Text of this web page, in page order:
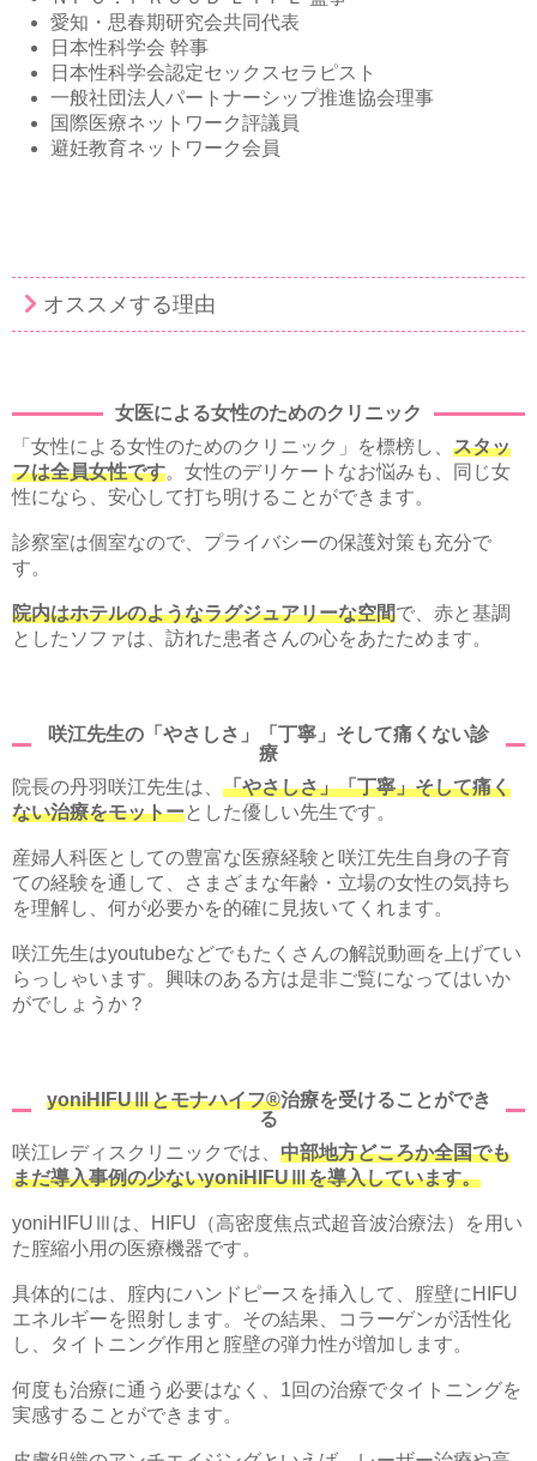
愛知・思春期研究会共同代表
日本性科学会 幹事
日本性科学会認定セックスセラピスト
一般社団法人パートナーシップ推進協会理事
国際医療ネットワーク評議員
避妊教育ネットワーク会員
オススメする理由
女医による女性のためのクリニック
「女性による女性のためのクリニック」を標榜し、 スタッ
フは全員女性です。女性のデリケートなお悩みも、同じ女
性になら、安心して打ち明けることができます。
診察室は個室なので、プライバシーの保護対策も充分で
す。
院内はホテルのようなラグジュアリーな空間で、赤と基調
としたソファは、訪れた患者さんの心をあたためます。
咲江先生の「やさしさ」「丁寧」そして痛くない診
療
院長の丹羽咲江先生は、 「やさしさ」「丁寧」そして痛く
ない治療をモットーとした優しい先生です。
産婦人科医としての豊富な医療経験と咲江先生自身の子育
ての経験を通して、さまざまな年齢・立場の女性の気持ち
を理解し、何が必要かを的確に見抜いてくれます。
咲江先生はyoutubeなどでもたくさんの解説動画を上げてい
らっしゃいます。興味のある方は是非ご覧になってはいか
がでしょうか？
yoniHIFUⅢとモナハイフ®治療を受けることができ
る
咲江レディスクリニックでは、 中部地方どころか全国でも
まだ導入事例の少ないyoniHIFUⅢを導入しています。
yoniHIFUⅢは、HIFU（高密度焦点式超音波治療法）を用い
た腟縮小用の医療機器です。
具体的には、腟内にハンドピースを挿入して、腟壁にHIFU
エネルギーを照射します。その結果、コラーゲンが活性化
し、タイトニング作用と腟壁の弾力性が増加します。
何度も治療に通う必要はなく、1回の治療でタイトニングを
実感することができます。